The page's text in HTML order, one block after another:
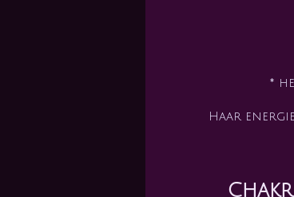
*
Haar